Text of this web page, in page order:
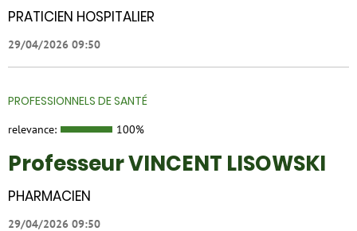
PRATICIEN HOSPITALIER
29/04/2026 09:50
PROFESSIONNELS DE SANTÉ
relevance: 100%
Professeur VINCENT LISOWSKI
PHARMACIEN
29/04/2026 09:50